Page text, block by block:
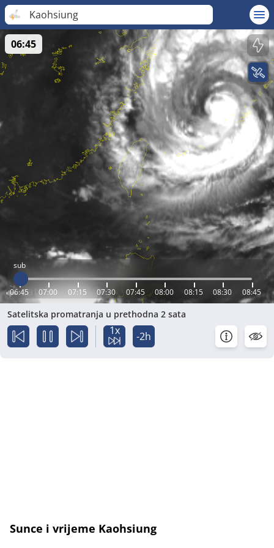
Kaohsiung
sub
06:45 07:00 07:15 07:30 07:45 08:00 08:15 08:30 08:45
06:45
Satelitska promatranja u prethodna 2 sata
1x -2h
Sunce i vrijeme Kaohsiung